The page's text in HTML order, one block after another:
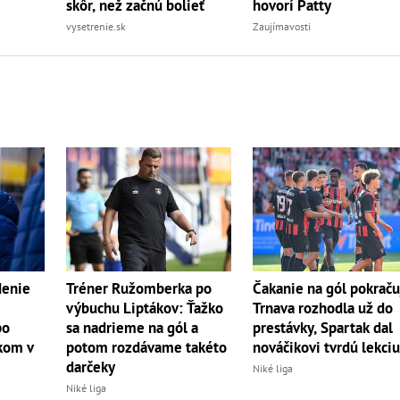
skôr, než začnú bolieť
vysetrenie.sk
hovorí Patty
Zaujímavosti
v
Tréner Ružomberka po
výbuchu Liptákov: Ťažko
sa nadrieme na gól a
potom rozdávame takéto
darčeky
Niké liga
Čakanie na gól
Trnava rozhodla už do
prestávky, Spartak dal
nováčikovi tvrdú lekciu
Niké liga